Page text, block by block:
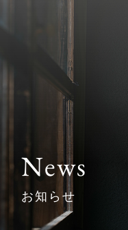
コンセプト
周辺観光
体験プログラム
アクセス
News
お知らせ